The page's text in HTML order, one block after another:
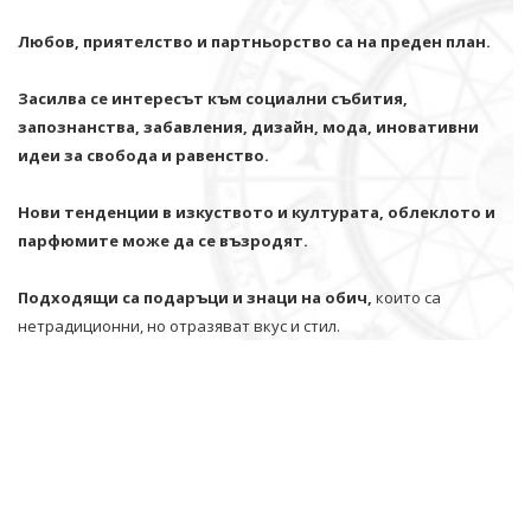
Любов, приятелство и партньорство са на преден план.
Засилва се интересът към социални събития,
запознанства, забавления, дизайн, мода, иновативни
идеи за свобода и равенство.
Нови тенденции в изкуството и културата, облеклото и
парфюмите може да се възродят.
Подходящи са подаръци и знаци на обич, които са
нетрадиционни, но отразяват вкус и стил.